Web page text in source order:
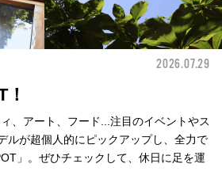
2026.07.29
、アート、フード...注目のイベントやス
ルが超個人的にピックアップし、全力で
」。ぜひチェックして、休日に足を運